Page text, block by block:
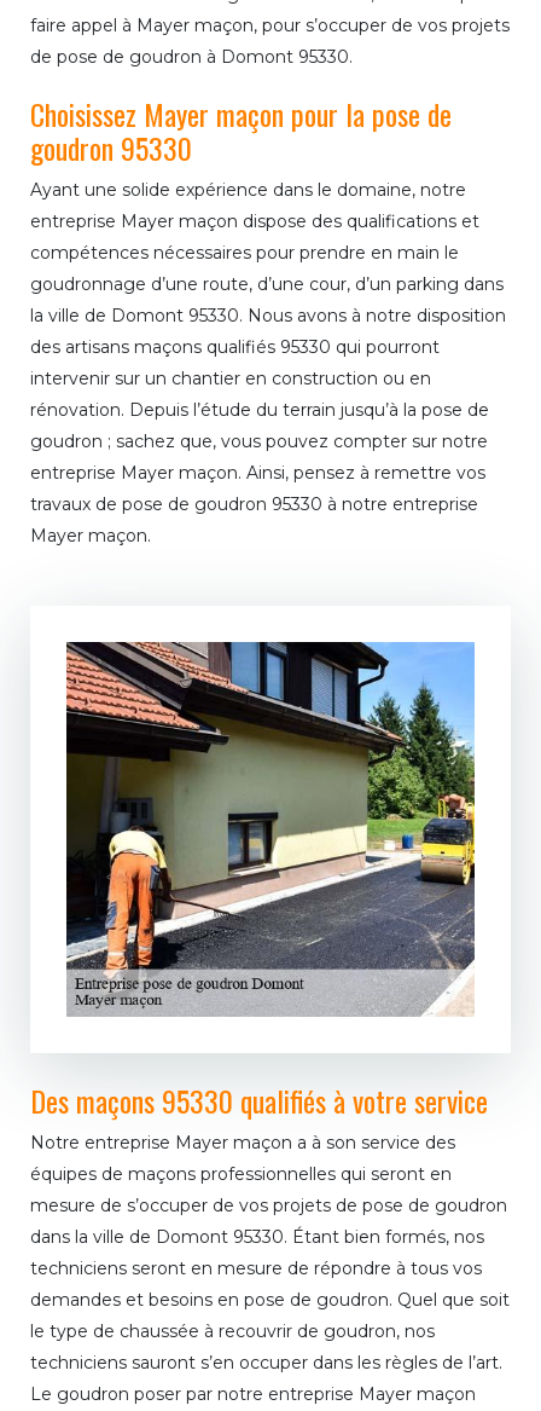
faire appel à Mayer maçon, pour s’occuper de vos projets
de pose de goudron à Domont 95330.
Choisissez Mayer maçon pour la pose de
goudron 95330
Ayant une solide expérience dans le domaine, notre
entreprise Mayer maçon dispose des qualifications et
compétences nécessaires pour prendre en main le
goudronnage d’une route, d’une cour, d’un parking dans
la ville de Domont 95330. Nous avons à notre disposition
des artisans maçons qualifiés 95330 qui pourront
intervenir sur un chantier en construction ou en
rénovation. Depuis l’étude du terrain jusqu’à la pose de
goudron ; sachez que, vous pouvez compter sur notre
entreprise Mayer maçon. Ainsi, pensez à remettre vos
travaux de pose de goudron 95330 à notre entreprise
Mayer maçon.
Des maçons 95330 qualifiés à votre service
Notre entreprise Mayer maçon a à son service des
équipes de maçons professionnelles qui seront en
mesure de s’occuper de vos projets de pose de goudron
dans la ville de Domont 95330. Étant bien formés, nos
techniciens seront en mesure de répondre à tous vos
demandes et besoins en pose de goudron. Quel que soit
le type de chaussée à recouvrir de goudron, nos
techniciens sauront s’en occuper dans les règles de l’art.
Le goudron poser par notre entreprise Mayer maçon